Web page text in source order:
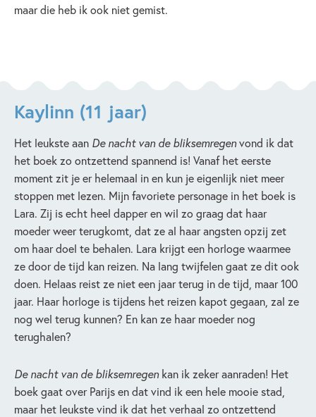
maar die heb ik ook niet gemist.
Kaylinn (11 jaar)
Het leukste aan De nacht van de bliksemregenvond ik dat
het boek zo ontzettend spannend is! Vanaf het eerste
moment zit je er helemaal in en kun je eigenlijk niet meer
stoppen met lezen. Mijn favoriete personage in het boek is
Lara. Zij is echt heel dapper en wil zo graag dat haar
moeder weer terugkomt, dat ze al haar angsten opzij zet
om haar doel te behalen. Lara krijgt een horloge waarmee
ze door de tijd kan reizen. Na lang twijfelen gaat ze dit ook
doen. Helaas reist ze niet een jaar terug in de tijd, maar 100
jaar. Haar horloge is tijdens het reizen kapot gegaan, zal ze
nog wel terug kunnen? En kan ze haar moeder nog
terughalen?
De nacht van de bliksemregenkan ik zeker aanraden! Het
boek gaat over Parijs en dat vind ik een hele mooie stad,
maar het leukste vind ik dat het verhaal zo ontzettend